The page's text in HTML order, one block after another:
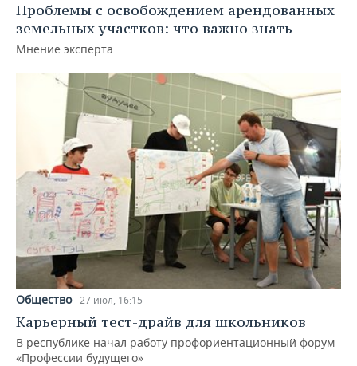
Проблемы с освобождением арендованных
земельных участков: что важно знать
Мнение эксперта
Общество 27 июл, 16:15
Карьерный тест-драйв для школьников
В республике начал работу профориентационный форум
«Профессии будущего»